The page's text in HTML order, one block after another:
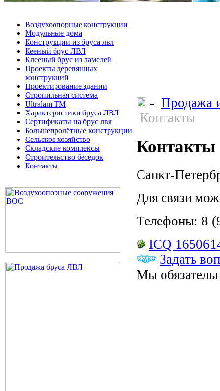
Воздухоопорные конструкции
Модульные дома
Конструкции из бруса лвл
Кееный брус ЛВЛ
Клееный брус из ламелей
Проекты деревянных
конструкций
Проектирование зданий
Стропильная система
Ultralam TM
Характеристики бруса ЛВЛ
Сертификаты на брус лвл
Большепролётные конструкции
Сельское хозяйство
Складские комплексы
Строительство беседок
Контакты
- Продажа
Контакты
Контакты
Санкт-
Для связи
Телефоны: 8
ICQ
Задать
Мы